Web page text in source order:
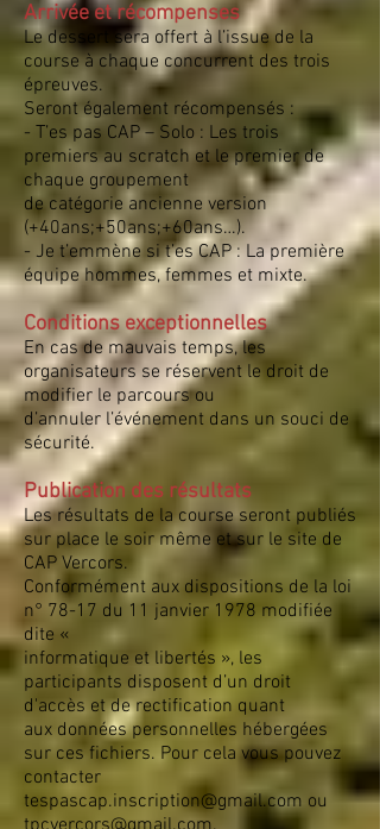
Arrivée et récompenses
Le dessert sera offert à l’issue de la
course à chaque concurrent des trois
épreuves.
Seront également récompensés :
- T’es pas CAP – Solo : Les trois
premiers au scratch et le premier de
chaque groupement
de catégorie ancienne version
(+40ans;+50ans;+60ans…).
- Je t’emmène si t’es CAP : La première
équipe hommes, femmes et mixte.
Conditions exceptionnelles
En cas de mauvais temps, les
organisateurs se réservent le droit de
modifier le parcours ou
d’annuler l’événement dans un souci de
sécurité.
Publication des résultats
Les résultats de la course seront publiés
sur place le soir même et sur le site de
CAP Vercors.
Conformément aux dispositions de la loi
n° 78-17 du 11 janvier 1978 modifiée
dite «
informatique et libertés », les
participants disposent d’un droit
d'accès et de rectification quant
aux données personnelles hébergées
sur ces fichiers. Pour cela vous pouvez
contacter
tespascap.inscription@gmail.com ou